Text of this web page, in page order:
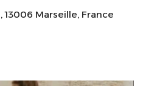
13006 Marseille, France